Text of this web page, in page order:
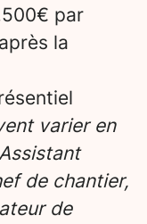
par
la
varier en
de chantier,
de